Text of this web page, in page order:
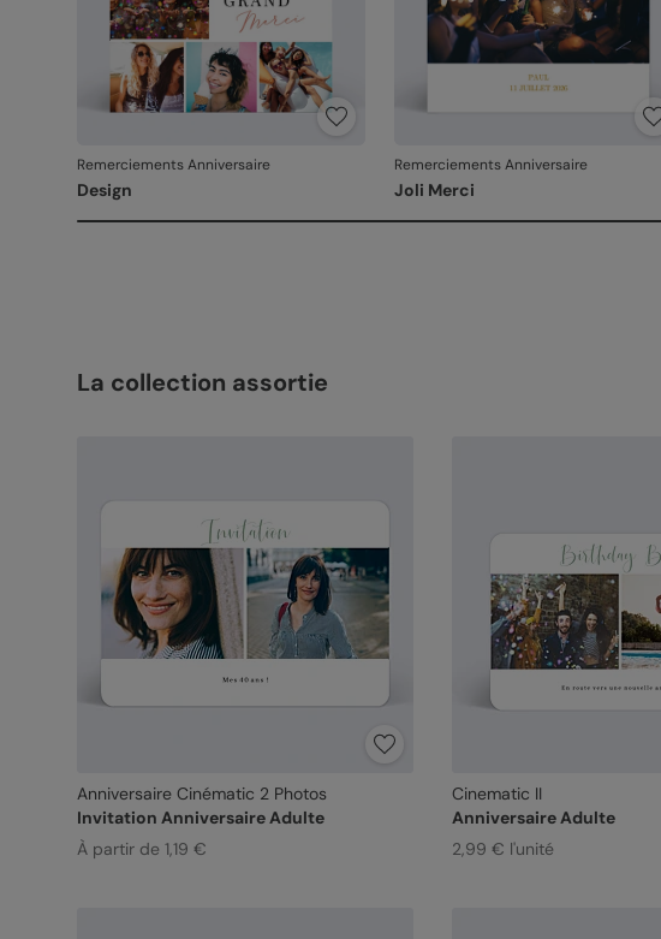
Remerciements Anniversaire
Design
Remerciements Anniversaire
Joli Merci
La collection assortie
Anniversaire Cinématic 2 Photos
Invitation Anniversaire Adulte
À partir de 1,19 €
Cinematic II
Anniversaire Adulte
2,99 € l'unité